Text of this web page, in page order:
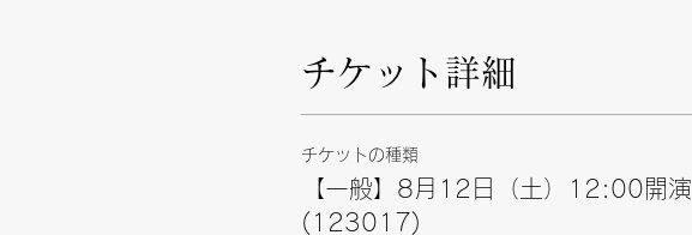
チケット詳細
チケットの種類
【一般】8月12日（土）12:00開演
(123017)